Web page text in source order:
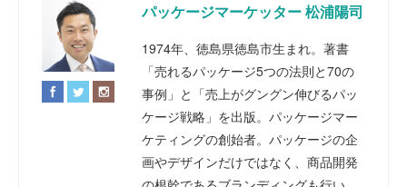
パッケージマーケッター 松浦陽司
1974年、徳島県徳島市生まれ。著書
「売れるパッケージ5つの法則と70の
事例」と「売上がグングン伸びるパッ
ケージ戦略」を出版。パッケージマー
ケティングの創始者。パッケージの企
画やデザインだけではなく、商品開発